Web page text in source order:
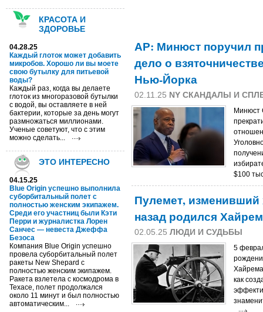
КРАСОТА И
ЗДОРОВЬЕ
04.28.25
Каждый глоток может добавить
микробов. Хорошо ли вы моете
свою бутылку для питьевой
воды?
Каждый раз, когда вы делаете
глоток из многоразовой бутылки
с водой, вы оставляете в ней
бактерии, которые за день могут
размножаться миллионами.
Ученые советуют, что с этим
можно сделать...
ЭТО ИНТЕРЕСНО
04.15.25
Blue Origin успешно выполнила
суборбитальный полет с
полностью женским экипажем.
Среди его участниц были Кэти
Перри и журналистка Лорен
Санчес — невеста Джеффа
Безоса
Компания Blue Origin успешно
провела суборбитальный полет
ракеты New Shepard с
полностью женским экипажем.
Ракета взлетела с космодрома в
Техасе, полет продолжался
около 11 минут и был полностью
автоматическим...
АР: Минюст поручил
дело о
Нью-Йорка
02.11.25 NY СКАНДАЛЫ И
Минюст
$100
Пулемет, изменивший
назад родился
02.05.25 ЛЮДИ И СУДЬБЫ
5
как